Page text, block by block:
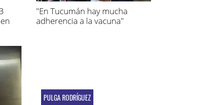
"En Tucumán hay mucha
adherencia a la vacuna"
PULGA RODRÍGUEZ